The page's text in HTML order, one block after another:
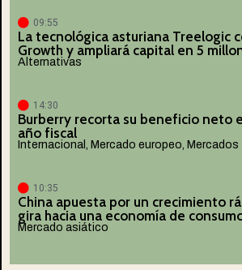
09:55
La tecnológica asturiana Treelogic
Growth y ampliará capital en 5
Alternativas
14:30
Burberry recorta su beneficio neto
año fiscal
Internacional , Mercado europeo, Mercados
10:35
China apuesta por un crecimiento
gira hacia una economía de
Mercado asiático